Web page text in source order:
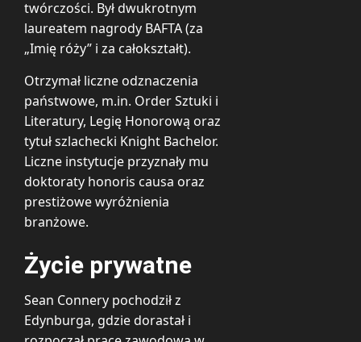
twórczości. Był dwukrotnym
laureatem nagrody BAFTA (za
„Imię róży” i za całokształt).
Otrzymał liczne odznaczenia
państwowe, m.in. Order Sztuki i
Literatury, Legię Honorową oraz
tytuł szlachecki Knight Bachelor.
Liczne instytucje przyznały mu
doktoraty honoris causa oraz
prestiżowe wyróżnienia
branżowe.
Życie prywatne
Sean Connery pochodził z
Edynburga, gdzie dorastał i